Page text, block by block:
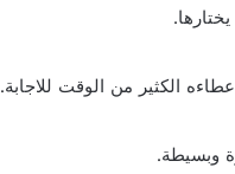
الكثير من الوقت للاجابة.
وبسيطة.